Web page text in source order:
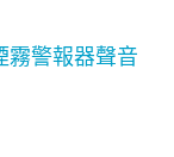
霧警報器聲音